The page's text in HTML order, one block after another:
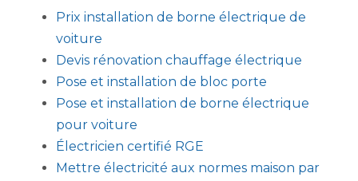
Prix installation de borne électrique de
voiture
Devis rénovation chauffage électrique
Pose et installation de bloc porte
Pose et installation de borne électrique
pour voiture
Électricien certifié RGE
Mettre électricité aux normes maison par